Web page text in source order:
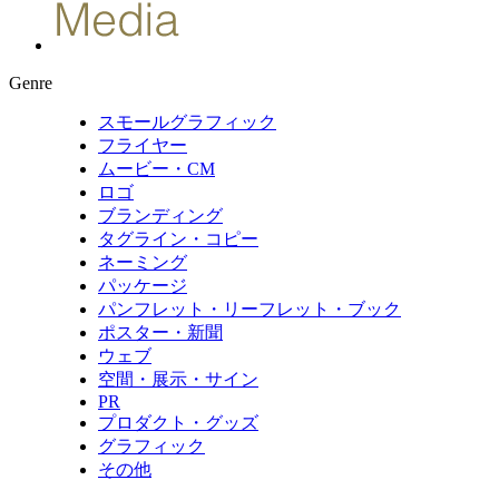
Genre
スモールグラフィック
フライヤー
ムービー・CM
ロゴ
ブランディング
タグライン・コピー
ネーミング
パッケージ
パンフレット・リーフレット・ブック
ポスター・新聞
ウェブ
空間・展示・サイン
PR
プロダクト・グッズ
グラフィック
その他